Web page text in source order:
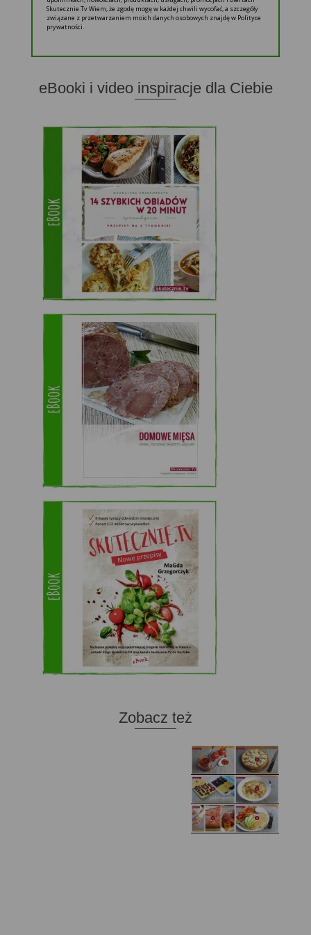
Skutecznie.Tv Wiem, że zgodę mogę w każdej chwili wycofać, a szczegóły
związane z przetwarzaniem moich danych osobowych znajdę w Polityce
prywatności.
eBooki i video inspiracje dla Ciebie
Zobacz też
Domowy ketchup (bez
cukru)
Tarta francuska z
cebulą i pomidorem
Domowe żelki
Zupa kurkowa z
selerem i pietruszką